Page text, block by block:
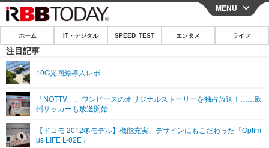
CLOSE
ホーム
IT・デジタル
ネタ
ショッピング その他
SPEED TEST
エンタメ
エンタメTOP
ライフ
MENU
ホーム IT・デジタル SPEED TEST エンタメ ライフ
注目記事
10G光回線導入レポ
「NOTTV」、ワンピースのオリジナルストーリーを独占放送！……欧
州サッカーも放送開始
【ドコモ 2012冬モデル】機能充実、デザインにもこだわった「Optim
us LIFE L-02E」